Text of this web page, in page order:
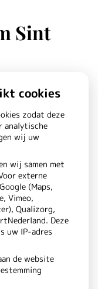
Sint
cookies
zodat deze
analytische
wij uw
wij samen met
externe
(Maps,
Vimeo,
Qualizorg,
Deze
uw IP-adres
de website